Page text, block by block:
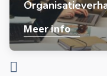
Meer info